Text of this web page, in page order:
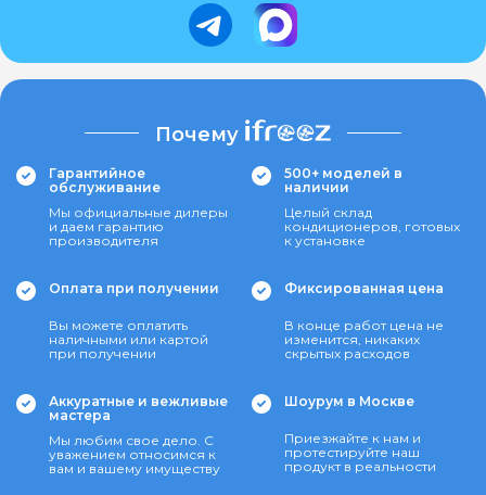
Почему
Гарантийное
обслуживание
Мы официальные дилеры
и даем гарантию
производителя
500+ моделей в
наличии
Целый склад
кондиционеров, готовых
к установке
Оплата при получении
Вы можете оплатить
наличными или картой
при получении
Фиксированная цена
В конце работ цена не
изменится, никаких
скрытых расходов
Аккуратные и вежливые
мастера
Мы любим свое дело. С
уважением относимся к
вам и вашему имуществу
Шоурум в Москве
Приезжайте к нам и
протестируйте наш
продукт в реальности